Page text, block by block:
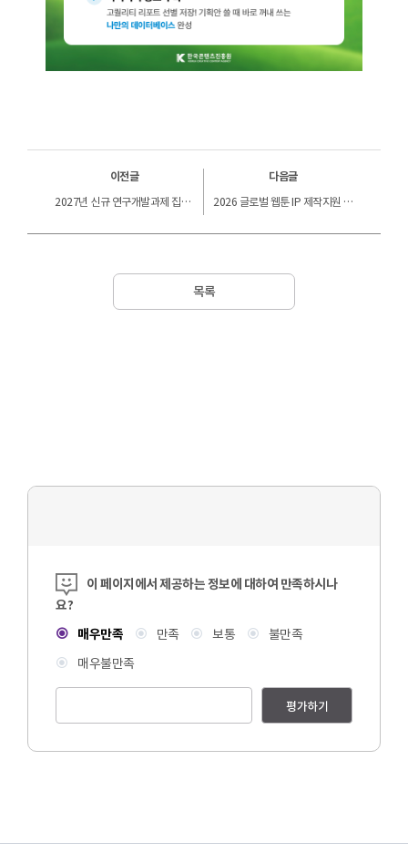
이전글
2027년 신규 연구개발과제 집중 기술 수요조사 안내
다음글
2026 글로벌 웹툰 IP 제작지원 추가모집 서류평가 결과 안내
목록
콘텐츠 만족도 조사
이 페이지에서 제공하는 정보에 대하여 만족하시나
요?
매우만족
만족 보통
불만족
매우불만족
평가하기